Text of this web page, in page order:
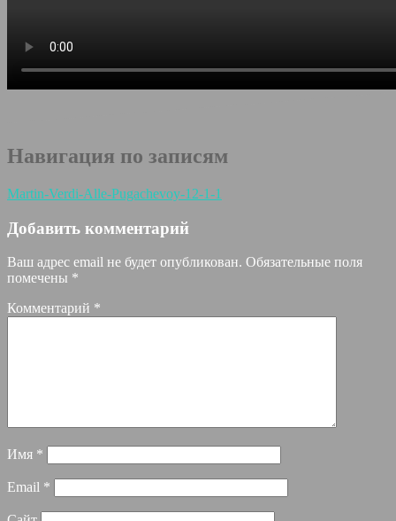
Навигация по записям
Martin-Verdi-Alle-Pugachevoy-12-1-1
Добавить комментарий
Ваш адрес email не будет опубликован. Обязательные поля
помечены *
Комментарий *
Имя *
Email *